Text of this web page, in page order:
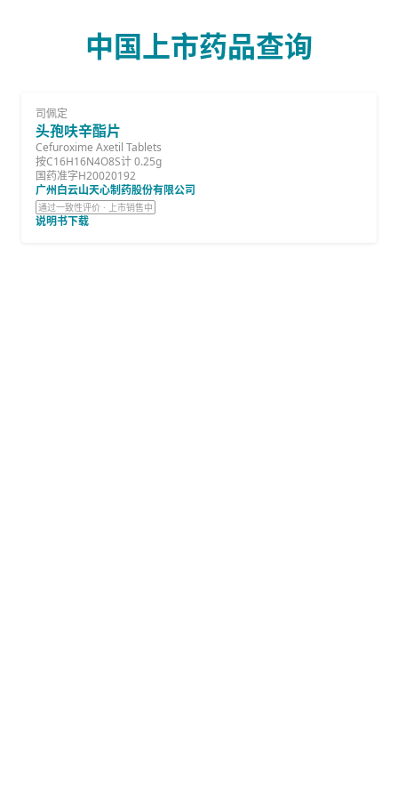
中国上市药品查询
司佩定
头孢呋辛酯片
Cefuroxime Axetil Tablets
按C16H16N4O8S计 0.25g
国药准字H20020192
广州白云山天心制药股份有限公司
通过一致性评价 · 上市销售中
说明书下载